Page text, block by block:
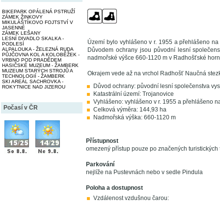
BIKEPARK OPÁLENÁ PSTRUŽÍ
ZÁMEK ŽINKOVY
MIKULÁŠTÍKOVO FOJTSTVÍ V
JASENNÉ
ZÁMEK LEŠANY
LESNÍ DIVADLO SKALKA -
PODLESÍ
ALPALOUKA - ŽELEZNÁ RUDA
PŮJČOVNA KOL A KOLOBĚŽEK -
VRBNO POD PRADĚDEM
HASIČSKÉ MUZEUM - ŽAMBERK
MUZEUM STARÝCH STROJŮ A
TECHNOLOGIÍ - ŽAMBERK
SKI AREÁL SACHROVKA -
ROKYTNICE NAD JIZEROU
Počasí v ČR
Území bylo vyhlášeno v r. 1955 a přehlášeno
Důvodem ochrany jsou původní lesní
nadmořské výšce 660-1120 m v Radhošťské
Okrajem vede až na vrchol Radhošť Naučná
Důvod ochrany: původní lesní společenstva
Katastrální území: Trojanovice
Vyhlášeno: vyhlášeno v r. 1955 a přehlášeno
Celková výměra: 144,93 ha
Nadmořská výška: 660-1120 m
Přístupnost
omezený přístup pouze po značených turistických
Parkování
nejlíže na Pustevnách nebo v sedle Pindula
Poloha a dostupnost
Vzdálenost vzdušnou čarou: